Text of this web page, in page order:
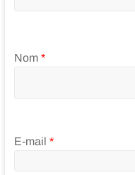
Nom *
E-mail *